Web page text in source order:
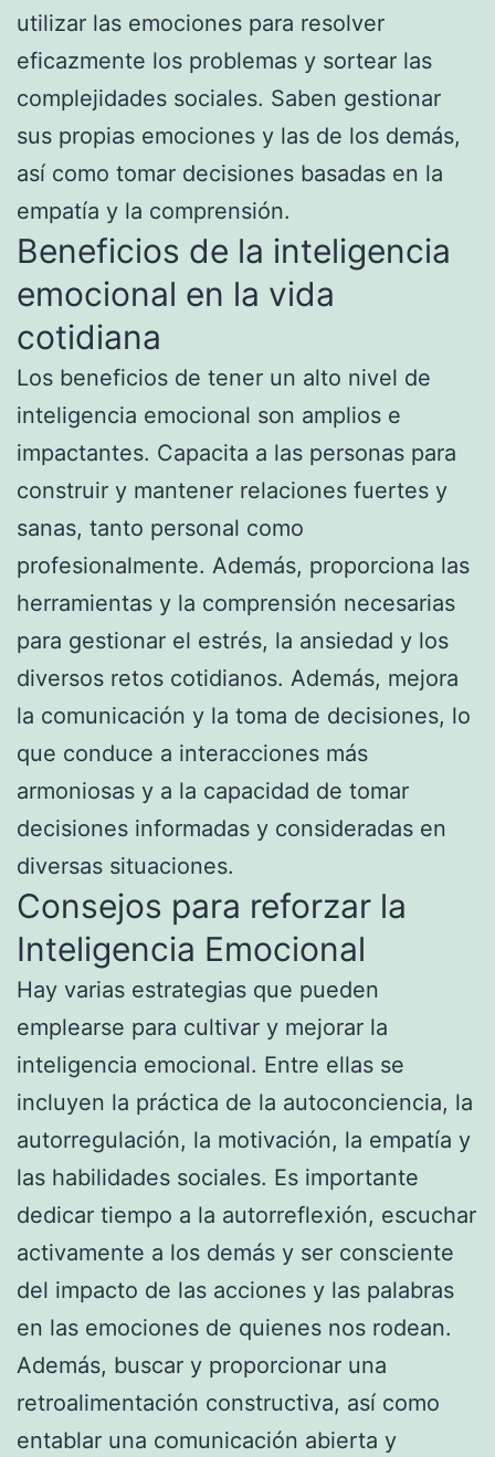
utilizar las emociones para resolver
eficazmente los problemas y sortear las
complejidades sociales. Saben gestionar
sus propias emociones y las de los demás,
así como tomar decisiones basadas en la
empatía y la comprensión.
Beneficios de la inteligencia
emocional en la vida
cotidiana
Los beneficios de tener un alto nivel de
inteligencia emocional son amplios e
impactantes. Capacita a las personas para
construir y mantener relaciones fuertes y
sanas, tanto personal como
profesionalmente. Además, proporciona las
herramientas y la comprensión necesarias
para gestionar el estrés, la ansiedad y los
diversos retos cotidianos. Además, mejora
la comunicación y la toma de decisiones, lo
que conduce a interacciones más
armoniosas y a la capacidad de tomar
decisiones informadas y consideradas en
diversas situaciones.
Consejos para reforzar la
Inteligencia Emocional
Hay varias estrategias que pueden
emplearse para cultivar y mejorar la
inteligencia emocional. Entre ellas se
incluyen la práctica de la autoconciencia, la
autorregulación, la motivación, la empatía y
las habilidades sociales. Es importante
dedicar tiempo a la autorreflexión, escuchar
activamente a los demás y ser consciente
del impacto de las acciones y las palabras
en las emociones de quienes nos rodean.
Además, buscar y proporcionar una
retroalimentación constructiva, así como
entablar una comunicación abierta y